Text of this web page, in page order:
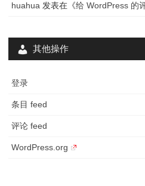
huahua 发表在《给 WordPress 的
其他操作
登录
条目 feed
评论 feed
WordPress.org